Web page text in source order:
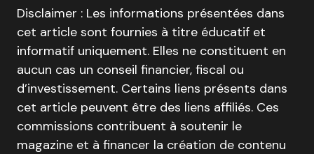
Disclaimer : Les informations présentées dans
cet article sont fournies à titre éducatif et
informatif uniquement. Elles ne constituent en
aucun cas un conseil financier, fiscal ou
d’investissement. Certains liens présents dans
cet article peuvent être des liens affiliés. Ces
commissions contribuent à soutenir le
magazine et à financer la création de contenu